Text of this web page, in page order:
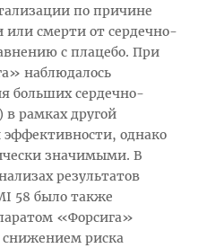
по причине
или смерти от сердечно-
с плацебо. При
наблюдалось
больших сердечно-
рамках другой
однако
значимыми. В
результатов
58 было также
«Форсига»
риска